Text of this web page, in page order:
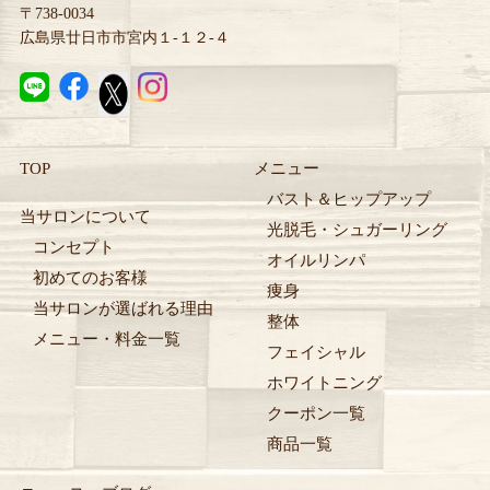
〒738-0034
広島県廿日市市宮内１-１２-４
TOP
当サロンについて
コンセプト
初めてのお客様
当サロンが選ばれる理由
メニュー・料金一覧
メニュー
バスト＆ヒップアップ
光脱毛・シュガーリング
オイルリンパ
痩身
整体
フェイシャル
ホワイトニング
クーポン一覧
商品一覧